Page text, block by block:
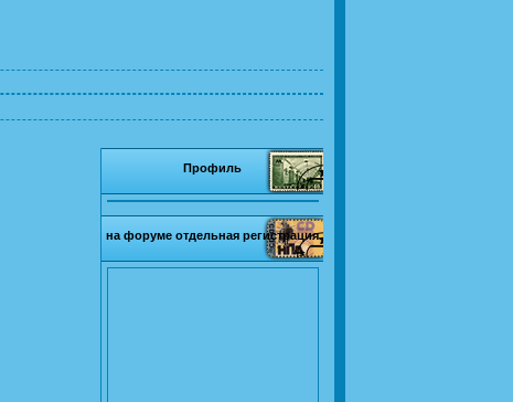
Профиль
на форуме отдельная регистрация